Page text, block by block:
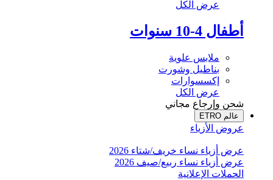
عرض الكل
أطفال 4-10 سنوات
ملابس علوية
بناطيل وشورت
إكسسوارات
عرض الكل
شحن وإرجاع مجاني
عالم ETRO
عروض الأزياء
عرض أزياء نساء خريف/شتاء 2026
عرض أزياء نساء ربيع/صيف 2026
الحملات الإعلانية